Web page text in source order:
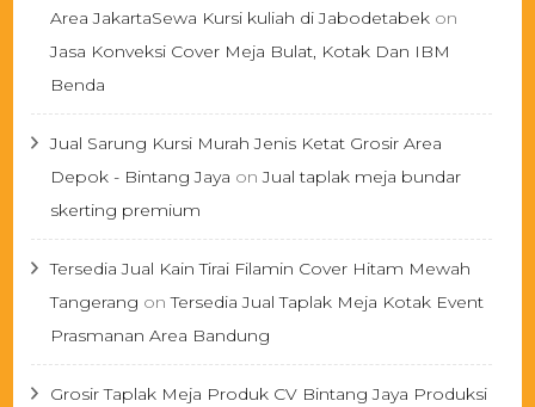
Area JakartaSewa Kursi kuliah di Jabodetabek on
Jasa Konveksi Cover Meja Bulat, Kotak Dan IBM
Benda
Jual Sarung Kursi Murah Jenis Ketat Grosir Area
Depok - Bintang Jaya onJual taplak meja bundar
skerting premium
Tersedia Jual Kain Tirai Filamin Cover Hitam Mewah
Tangerang onTersedia Jual Taplak Meja Kotak Event
Prasmanan Area Bandung
Grosir Taplak Meja Produk CV Bintang Jaya Produksi